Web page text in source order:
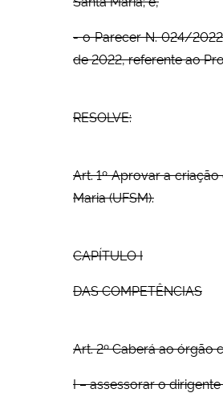
- o Parecer N. 024/2022
de 2022, referente ao
RESOLVE:
Art. 1º Aprovar a
Maria (UFSM).
CAPÍTULO I
DAS COMPETÊNCIAS
Art. 2º Caberá ao órgão
I – assessorar o